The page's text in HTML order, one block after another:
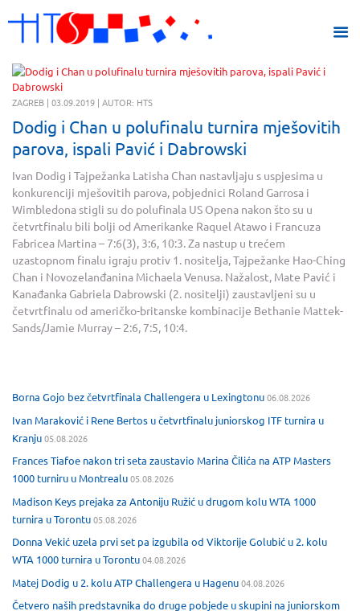
ZAGREB | 03.09.2019 | AUTOR: HTS
Dodig i Chan u polufinalu turnira mješovitih
parova, ispali Pavić i Dabrowski
Ivan Dodig i Tajpežanka Latisha Chan nastavljaju s uspjesima u
konkurenciji mješovitih parova, pobjednici Roland Garrosa i
Wimbledona stigli su do polufinala US Opena nakon što su u
četvrtfinalu bili bolji od Amerikanke Raquel Atawo i Francuza
Fabricea Martina – 7:6(3), 3:6, 10:3. Za nastup u trećem
uzastopnom finalu igraju protiv 1. nositelja, Tajpežanke Hao-Ching
Chan i Novozelanđanina Michaela Venusa. Nažalost, Mate Pavić i
Kanađanka Gabriela Dabrowski (2. nositelji) zaustavljeni su u
četvrtfinalu od američko-britanske kombinacije Bethanie Mattek-
Sands/Jamie Murray – 2:6, 7:5, 10:4.
Borna Gojo bez četvrtfinala Challengera u Lexingtonu06.08.2026
Ivan Maraković i Rene Bertos u četvrtfinalu juniorskog ITF turnira u
Kranju05.08.2026
Frances Tiafoe nakon tri seta zaustavio Marina Čilića na ATP Masters
1000 turniru u Montrealu05.08.2026
Madison Keys prejaka za Antoniju Ružić u drugom kolu WTA 1000
turnira u Torontu05.08.2026
Donna Vekić uzela prvi set pa izgubila od Viktorije Golubić u 2. kolu
WTA 1000 turnira u Torontu04.08.2026
Matej Dodig u 2. kolu ATP Challengera u Hagenu04.08.2026
Četvero naših predstavnika do druge pobjede u skupini na juniorskom